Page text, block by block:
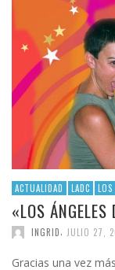
ACTUALIDAD LADC LOS
«LOS
INGRID JULIO 27,
Gracias una vez